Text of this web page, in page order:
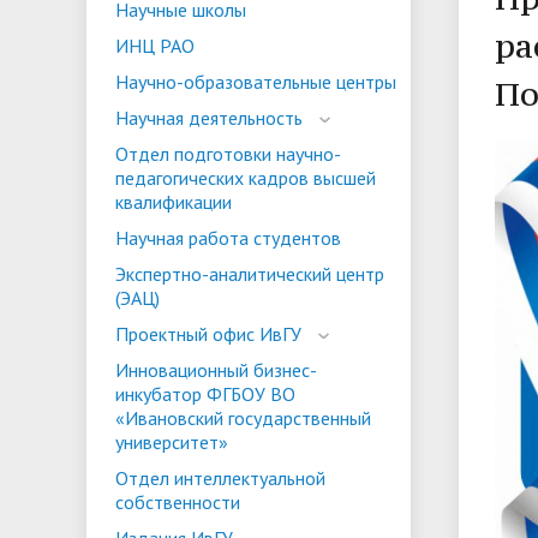
• Конкурсы на замещение
должностей
•
• Координационный центр ИвГУ
• Вход
• Олимпиада "Большие надежды
малых городов"
ориентации и содействия
трудоустройству выпускников
«Карьера»
•
• Платные образовательные услуги
• Стипендии и меры поддержки
обучающихся
•
• Абитуриенту
•
• Организация питания в
образовательной организации
Научные школы
ИНЦ РАО
Научно-образовательные центры
Научная деятельность
Отдел подготовки научно-
педагогических кадров высшей
квалификации
Научная работа студентов
Экспертно-аналитический центр
(ЭАЦ)
Проектный офис ИвГУ
Инновационный бизнес-
инкубатор ФГБОУ ВО
«Ивановский государственный
университет»
Отдел интеллектуальной
собственности